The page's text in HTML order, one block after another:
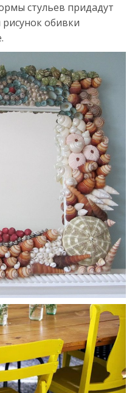
стульев придадут
обивки